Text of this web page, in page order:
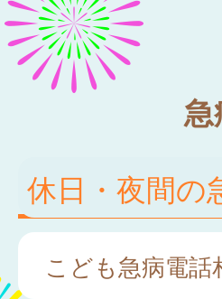
休日・夜間の
こども急病電